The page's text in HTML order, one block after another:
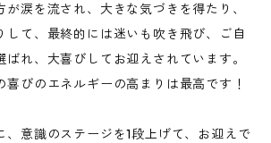
涙を流され、大きな気づきを得たり、
して、最終的には迷いも吹き飛び、ご自
ばれ、大喜びしてお迎えされています。
喜びのエネルギーの高まりは最高です！
、意識のステージを1段上げて、お迎えで